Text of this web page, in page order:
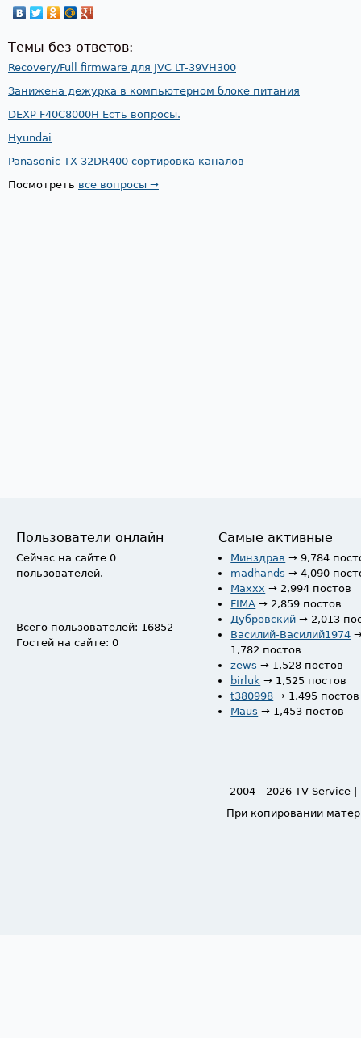
Темы без ответов:
Recovery/Full firmware для JVC LT-39VH300
Занижена дежурка в компьютерном блоке питания
DEXP F40C8000H Есть вопросы.
Hyundai
Panasonic TX-32DR400 сортировка каналов
Посмотреть все вопросы →
Пользователи онлайн
Сейчас на сайте 0
пользователей.
Всего пользователей: 16852
Гостей на сайте: 0
Самые активные
Минздрав → 9,784
madhands → 4,090
Maxxx → 2,994 постов
FIMA → 2,859 постов
Дубровский → 2,013
Василий-Василий1974
1,782 постов
zews → 1,528 постов
birluk → 1,525 постов
t380998 → 1,495 постов
Maus → 1,453 постов
2004 - 2026 TV Service |
При копировании